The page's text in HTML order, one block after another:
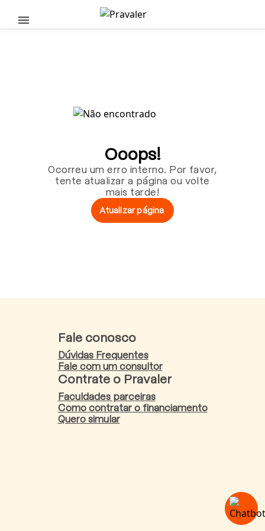
Pular para o conteúdo principal
Ooops!
Ocorreu um erro interno. Por favor,
tente atualizar a página ou volte
mais tarde!
Atualizar página
Fale conosco
Dúvidas Frequentes
Fale com um consultor
Contrate o Pravaler
Faculdades parceiras
Como contratar o financiamento
Quero simular